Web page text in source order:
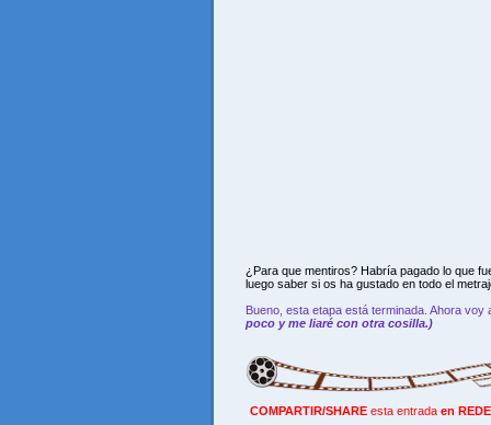
¿Para que mentiros? Habría pagado lo que
luego saber si os ha gustado en todo el
Bueno, esta etapa está terminada. Ahora
poco y me liaré con otra cosilla.)
COMPARTIR/SHARE esta entrada en